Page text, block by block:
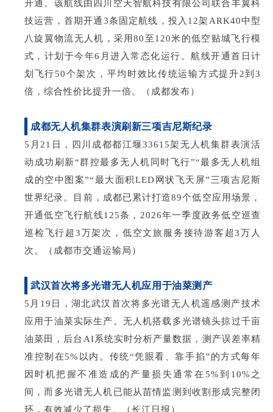
开通。该航线由四川空天智航科技有限公司联合丰翼科
技运营，首期开通3条固定航线，投入12架ARK40中型
八旋翼物流无人机，采用80至120米的低空贴城飞行模
式，计划于今年6月进入常态化运行。航线开通首日计
划飞行50个架次，平均时效比传统运输方式提升2到3
倍，综合性价比提升一倍。（成都发布）
成都无人机集群表演刷新三项吉尼斯纪录
5月21日，四川成都都江堰33615架无人机集群表演活
动成功刷新“群控最多无人机同时飞行”“最多无人机组
成的空中图案”“最大面积LED网状飞天屏”三项吉尼斯
世界纪录。目前，成都已累计打造89个低空应用场景，
开通低空飞行航线125条，2026年一季度政务低空巡查
巡检飞行超3万架次，低空文旅服务接待游客超3万人
次。（成都市交通运输局 ）
武汉首次将多光谱无人机应用于油菜测产
5月19日，湖北武汉首次将多光谱无人机遥感测产技术
应用于油菜实际生产。无人机搭载多光谱镜头掠过千亩
油菜田，后台AI系统实时分析产量数据，测产误差率精
准控制在5%以内。传统“凭眼看、靠手掐”的方式每年
因时机把握不准造成的产量损失通常在5%到10%之
间，而多光谱无人机已能从苗情监测到收割形成完整闭
环，有效减少了损失。（长江日报）